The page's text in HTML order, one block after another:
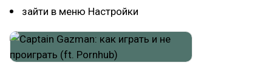
зайти в меню Настройки